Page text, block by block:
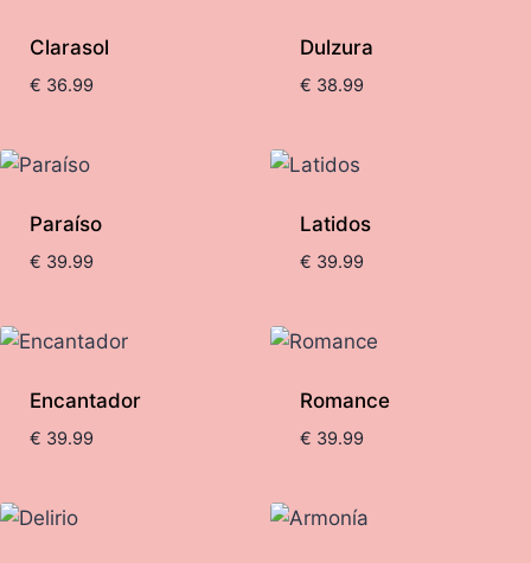
Clarasol
€ 36.99
Dulzura
€ 38.99
Paraíso
€ 39.99
Latidos
€ 39.99
Encantador
€ 39.99
Romance
€ 39.99